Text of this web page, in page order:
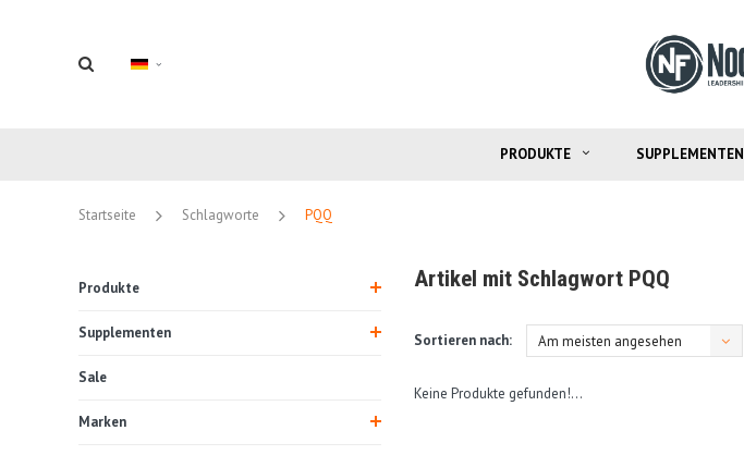
PRODUKTE SUPPLEMENTEN
Startseite Schlagworte PQQ
Produkte
Supplementen
Sale
Marken
Artikel mit Schlagwort PQQ
Sortieren nach: Am meisten angesehen
Keine Produkte gefunden!...